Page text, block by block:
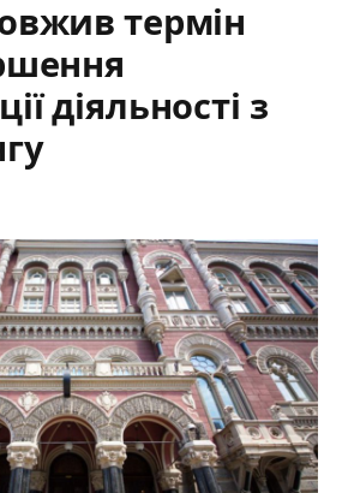
термін
діяльності з